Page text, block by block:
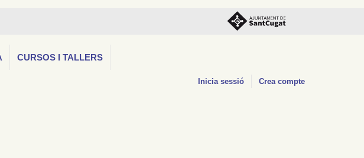
CURSOS I TALLERS
Inicia sessió Crea compte